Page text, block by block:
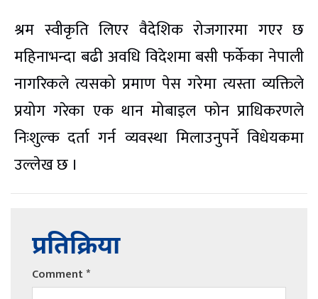
श्रम स्वीकृति लिएर वैदेशिक रोजगारमा गएर छ
महिनाभन्दा बढी अवधि विदेशमा बसी फर्केका नेपाली
नागरिकले त्यसको प्रमाण पेस गरेमा त्यस्ता व्यक्तिले
प्रयोग गरेका एक थान मोबाइल फोन प्राधिकरणले
निःशुल्क दर्ता गर्न व्यवस्था मिलाउनुपर्ने विधेयकमा
उल्लेख छ ।
प्रतिक्रिया
Comment*